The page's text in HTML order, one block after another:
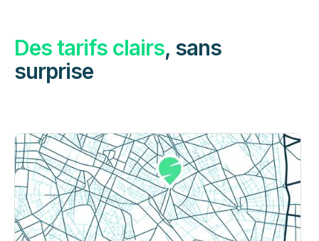
Des tarifs clairs, sans
surprise